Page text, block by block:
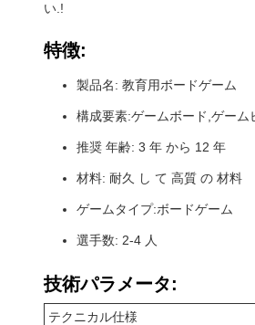
い.!
特徴:
製品名: 教育用ボードゲーム
構成要素:ゲームボード,ゲー
推奨 年齢: 3 年 から 12 年
材料: 耐久 し て 高質 の 材料
ゲームタイプ:ボードゲーム
選手数: 2-4 人
技術パラメータ:
テクニカル仕様